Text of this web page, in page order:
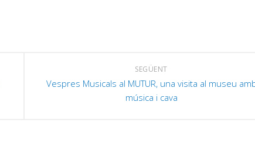
SEGÜENT
Vespres Musicals al MUTUR, una visita al museu
música i cava